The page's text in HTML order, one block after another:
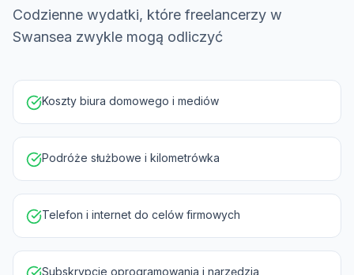
Codzienne wydatki, które freelancerzy w
Swansea zwykle mogą odliczyć
Koszty biura domowego i mediów
Podróże służbowe i kilometrówka
Telefon i internet do celów firmowych
Subskrypcje oprogramowania i narzędzia